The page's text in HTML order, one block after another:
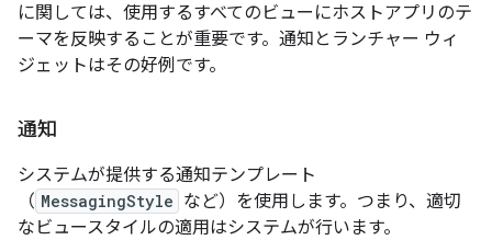
に関しては、使用するすべてのビューにホストアプリのテ
ーマを反映することが重要です。通知とランチャー ウィ
ジェットはその好例です。
通知
システムが提供する通知テンプレート
（ MessagingStyle など）を使用します。つまり、適切
なビュースタイルの適用はシステムが行います。